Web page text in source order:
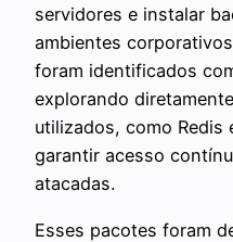
servidores e instalar
ambientes
foram identificados
explorando
utilizados, como Redis
garantir acesso
atacadas.
Esses pacotes foram